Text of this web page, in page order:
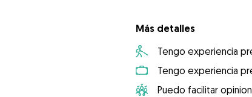
Más detalles
Tengo experiencia
Tengo experiencia
Puedo facilitar